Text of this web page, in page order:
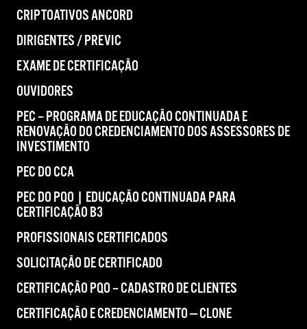
CRIPTOATIVOS ANCORD
DIRIGENTES / PREVIC
EXAME DE CERTIFICAÇÃO
OUVIDORES
PEC – PROGRAMA DE EDUCAÇÃO CONTINUADA E
RENOVAÇÃO DO CREDENCIAMENTO DOS ASSESSORES DE
INVESTIMENTO
PEC DO CCA
PEC DO PQO | EDUCAÇÃO CONTINUADA PARA
CERTIFICAÇÃO B3
PROFISSIONAIS CERTIFICADOS
SOLICITAÇÃO DE CERTIFICADO
CERTIFICAÇÃO PQO – CADASTRO DE CLIENTES
CERTIFICAÇÃO E CREDENCIAMENTO — CLONE